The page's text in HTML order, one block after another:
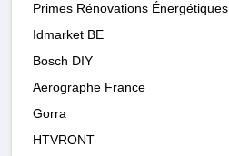
Primes Rénovations Énergétiques
Idmarket BE
Bosch DIY
Aerographe France
Gorra
HTVRONT